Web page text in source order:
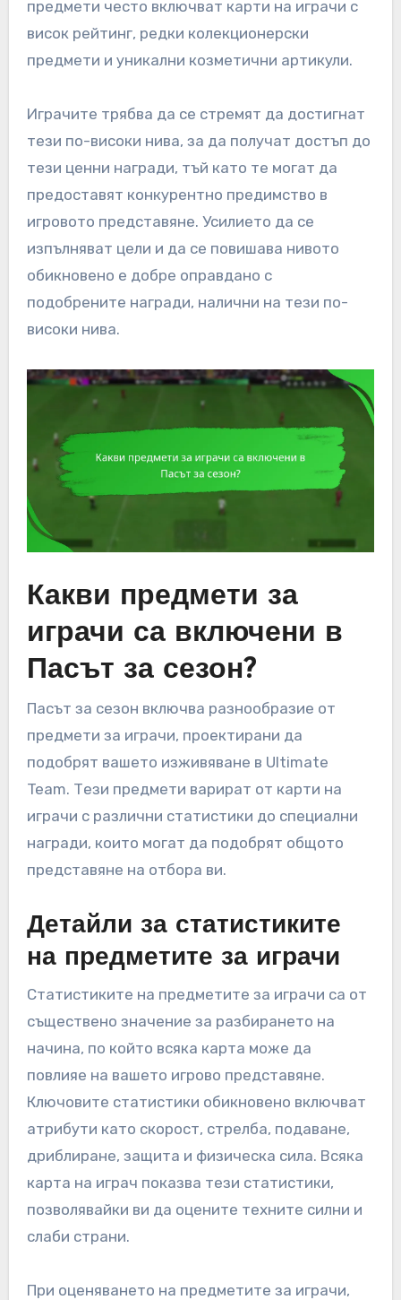
предмети често включват карти на играчи с
висок рейтинг, редки колекционерски
предмети и уникални козметични артикули.
Играчите трябва да се стремят да достигнат
тези по-високи нива, за да получат достъп до
тези ценни награди, тъй като те могат да
предоставят конкурентно предимство в
игровото представяне. Усилието да се
изпълняват цели и да се повишава нивото
обикновено е добре оправдано с
подобрените награди, налични на тези по-
високи нива.
Какви предмети за
играчи са включени в
Пасът за сезон?
Пасът за сезон включва разнообразие от
предмети за играчи, проектирани да
подобрят вашето изживяване в Ultimate
Team. Тези предмети варират от карти на
играчи с различни статистики до специални
награди, които могат да подобрят общото
представяне на отбора ви.
Детайли за статистиките
на предметите за играчи
Статистиките на предметите за играчи са от
съществено значение за разбирането на
начина, по който всяка карта може да
повлияе на вашето игрово представяне.
Ключовите статистики обикновено включват
атрибути като скорост, стрелба, подаване,
дриблиране, защита и физическа сила. Всяка
карта на играч показва тези статистики,
позволявайки ви да оцените техните силни и
слаби страни.
При оценяването на предметите за играчи,